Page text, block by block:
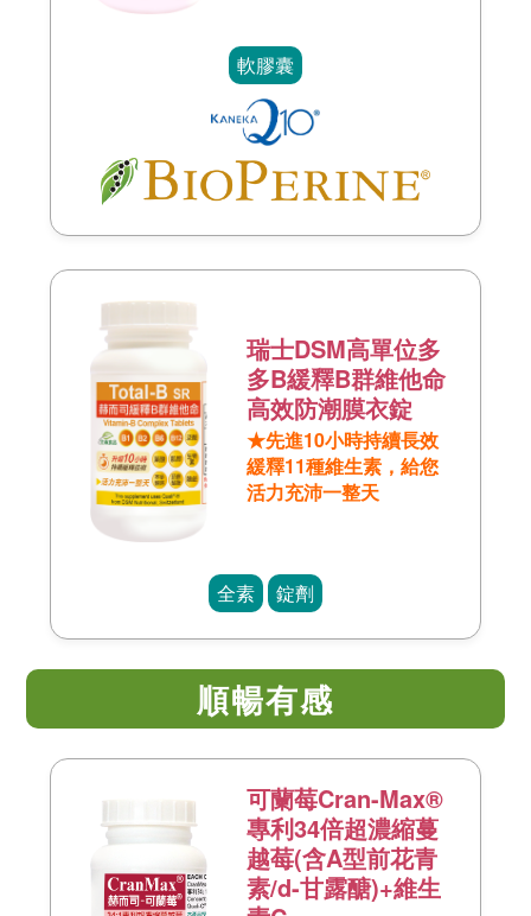
軟膠囊
瑞士DSM高單位多
多B緩釋B群維他命
高效防潮膜衣錠
★先進10小時持續長效
緩釋11種維生素，給您
活力充沛一整天
全素 錠劑
順暢有感
可蘭莓Cran-Max®
專利34倍超濃縮蔓
越莓(含A型前花青
素/d-甘露醣)+維生